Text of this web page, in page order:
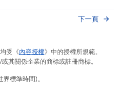
下一頁 arrow_forward
受《內容授權》中的授權所規範。
其關係企業的商標或註冊商標。
標準時間)。